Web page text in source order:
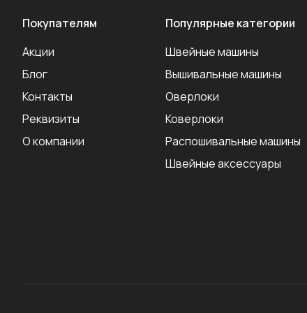
Покупателям
Акции
Блог
Контакты
Реквизиты
О компании
Популярные категории
Швейные машины
Вышивальные машины
Оверлоки
Коверлоки
Распошивальные машины
Швейные аксеcсуары